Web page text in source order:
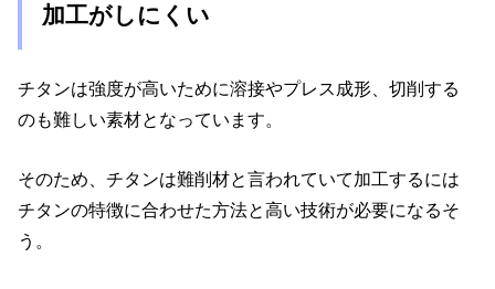
加工がしにくい
チタンは強度が高いために溶接やプレス成形、切削する
のも難しい素材となっています。
そのため、チタンは難削材と言われていて加工するには
チタンの特徴に合わせた方法と高い技術が必要になるそ
う。